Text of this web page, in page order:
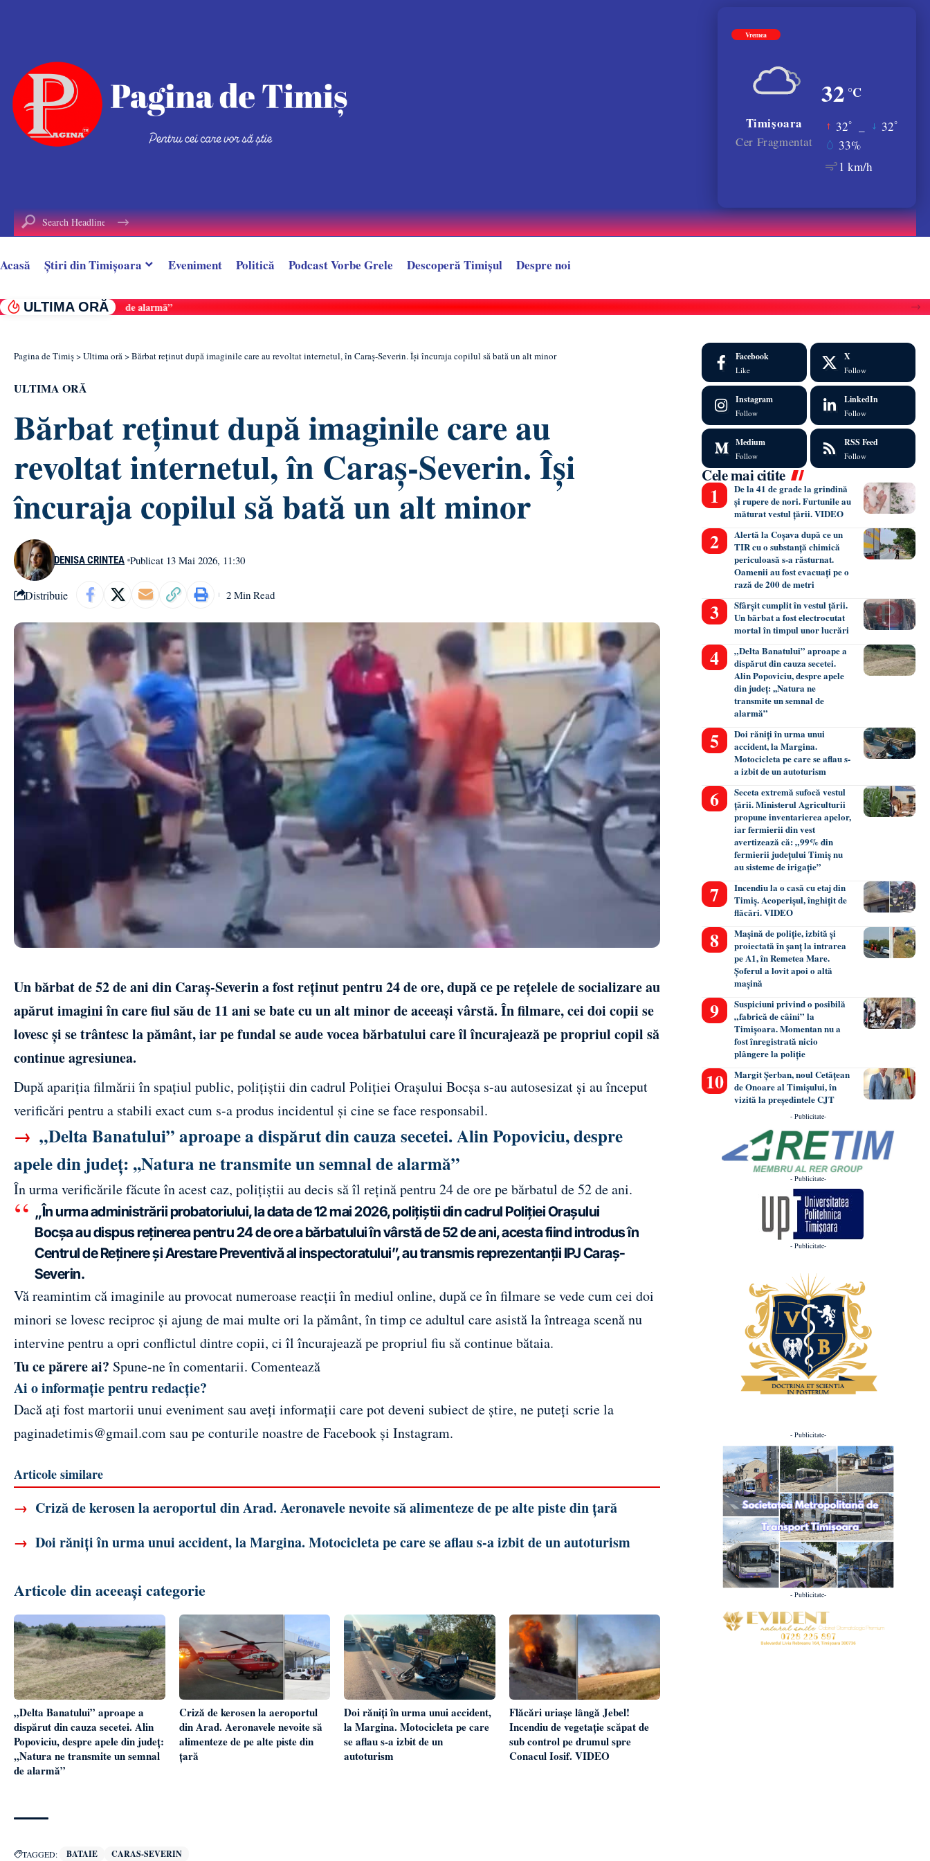
Vremea
32 °C
Timișoara
Cer Fragmentat
32° 32°
33%
1 km/h
Acasă Știri din Timișoara Eveniment Politică Podcast Vorbe Grele Descoperă Timișul Despre noi
ULTIMA ORĂ Doi răniți în urma unui accident, la Margina. Motocicleta pe care se aflau s-a izbit de un autoturism
Pagina de Timiș>Ultima oră>Bărbat reținut după imaginile care au revoltat internetul, în Caraș-Severin. Își încuraja copilul să bată un alt minor
ULTIMA ORĂ
Bărbat reținut după imaginile care au
revoltat internetul, în Caraș-Severin. Își
încuraja copilul să bată un alt minor
DENISA CRINTEA Publicat 13 Mai 2026, 11:30
Distribuie 2 Min Read
Un bărbat de 52 de ani din Caraș-Severin a fost reținut pentru 24 de ore, după ce pe rețelele de socializare au
apărut imagini în care fiul său de 11 ani se bate cu un alt minor de aceeași vârstă. În filmare, cei doi copii se
lovesc și se trântesc la pământ, iar pe fundal se aude vocea bărbatului care îl încurajează pe propriul copil să
continue agresiunea.
După apariția filmării în spațiul public, polițiștii din cadrul Poliției Orașului Bocșa s-au autosesizat și au început
verificări pentru a stabili exact cum s-a produs incidentul și cine se face responsabil.
→ „Delta Banatului” aproape a dispărut din cauza secetei. Alin Popoviciu, despre
apele din județ: ,,Natura ne transmite un semnal de alarmă”
În urma verificările făcute în acest caz, polițiștii au decis să îl rețină pentru 24 de ore pe bărbatul de 52 de ani.
„În urma administrării probatoriului, la data de 12 mai 2026, polițiștii din cadrul Poliției Orașului
Bocșa au dispus reținerea pentru 24 de ore a bărbatului în vârstă de 52 de ani, acesta fiind introdus în
Centrul de Reținere și Arestare Preventivă al inspectoratului”, au transmis reprezentanții IPJ Caraș-
Severin.
Vă reamintim că imaginile au provocat numeroase reacții în mediul online, după ce înfilmare se vede cum cei doi
minori se lovesc reciproc și ajung de mai multe ori la pământ, în timp ce adultul care asistă la întreaga scenă nu
intervine pentru a opri conflictul dintre copii, ci îl încurajează pe propriul fiu să continue bătaia.
Tu ce părere ai? Spune-ne în comentarii. Comentează
Ai o informație pentru redacție?
Dacă ați fost martorii unui eveniment sau aveți informații care pot deveni subiect de știre, ne puteți scrie la
paginadetimis@gmail.com sau pe conturile noastre deFacebook și Instagram.
Articole similare
→ Criză de kerosen la aeroportul din Arad. Aeronavele nevoite să alimenteze de pe alte piste din țară
→ Doi răniți în urma unui accident, la Margina. Motocicleta pe care se aflau s-a izbit de un autoturism
Articole din aceeași categorie
„Delta Banatului” aproape a
dispărut din cauza secetei. Alin
Popoviciu, despre apele din județ:
,,Natura ne transmite un semnal
de alarmă”
Criză de kerosen la aeroportul
din Arad. Aeronavele nevoite să
alimenteze de pe alte piste din
țară
Doi răniți în urma unui accident,
la Margina. Motocicleta pe care
se aflau s-a izbit de un
autoturism
Flăcări uriașe lângă Jebel!
Incendiu de vegetație scăpat de
sub control pe drumul spre
Conacul Iosif. VIDEO
TAGGED: BATAIE CARAS-SEVERIN
Facebook
Like
X
Follow
Instagram
Follow
LinkedIn
Follow
Medium
Follow
RSS Feed
Follow
Cele mai citite
De la 41 de grade la grindină
și rupere de nori. Furtunile au
măturat vestul țării. VIDEO
Alertă la Coșava după ce un
TIR cu o substanță chimică
periculoasă s-a răsturnat.
Oamenii au fost evacuați pe o
rază de 200 de metri
Sfârșit cumplit în vestul țării.
Un bărbat a fost electrocutat
mortal în timpul unor lucrări
„Delta Banatului” aproape a
dispărut din cauza secetei.
Alin Popoviciu, despre apele
din județ: ,,Natura ne
transmite un semnal de
alarmă”
Doi răniți în urma unui
accident, la Margina.
Motocicleta pe care se aflau s-
a izbit de un autoturism
Seceta extremă sufocă vestul
țării. Ministerul Agriculturii
propune inventarierea apelor,
iar fermierii din vest
avertizează că: „99% din
fermierii județului Timiș nu
au sisteme de irigație”
Incendiu la o casă cu etaj din
Timiș. Acoperișul, înghițit de
flăcări. VIDEO
Mașină de poliție, izbită și
proiectată în șanț la intrarea
pe A1, în Remetea Mare.
Șoferul a lovit apoi o altă
mașină
Suspiciuni privind o posibilă
„fabrică de câini” la
Timișoara. Momentan nu a
fost înregistrată nicio
plângere la poliție
Margit Șerban, noul Cetățean
de Onoare al Timișului, în
vizită la președintele CJT
- Publicitate-
- Publicitate-
- Publicitate-
- Publicitate-
- Publicitate-